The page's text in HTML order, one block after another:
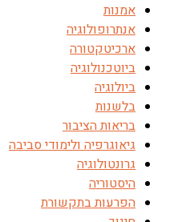
אמנות
אנתרופולוגיה
ארכיטקטורה
ביוטכנולוגיה
ביולוגיה
בלשנות
בריאות הציבור
גיאוגרפיה ולימודי סביבה
גרונטולוגיה
היסטוריה
הפרעות בתקשורת